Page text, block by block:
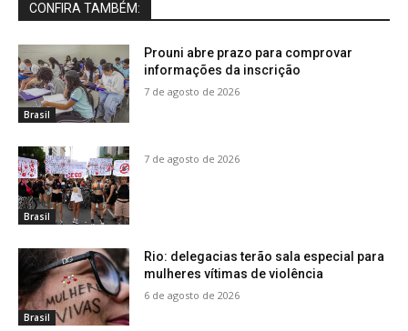
CONFIRA TAMBÉM:
Brasil
Prouni abre prazo para comprovar
informações da inscrição
7 de agosto de 2026
Brasil
7 de agosto de 2026
Brasil
Rio: delegacias terão sala especial para
mulheres vítimas de violência
6 de agosto de 2026